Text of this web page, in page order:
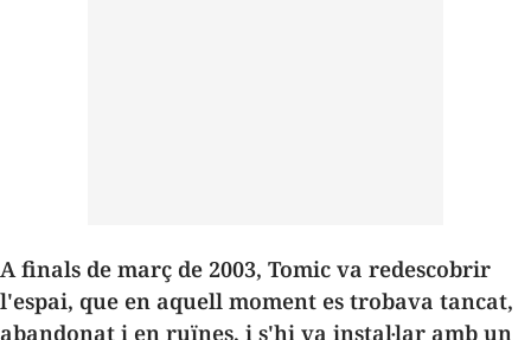
A finals de març de 2003, Tomic va redescobrir
l'espai, que en aquell moment es trobava tancat,
abandonat i en ruïnes, i s'hi va instal·lar amb un